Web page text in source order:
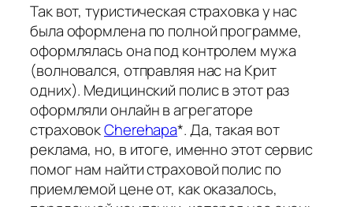
Так вот, туристическая страховка у нас
была оформлена по полной программе,
оформлялась она под контролем мужа
(волновался, отправляя нас на Крит
одних). Медицинский полис в этот раз
оформляли онлайн в агрегаторе
страховокCherehapa*. Да, такая вот
реклама, но, в итоге, именно этот сервис
помог нам найти страховой полис по
приемлемой цене от, как оказалось,